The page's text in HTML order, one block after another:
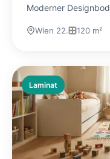
Moderner
Wien 22. 120 m²
Laminat